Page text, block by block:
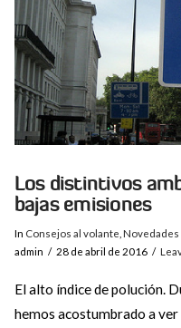
Los distintivos
bajas emisiones
In Consejos al volante Novedades
admin
28 de abril de 2016
El alto índice de polución.
hemos acostumbrado a